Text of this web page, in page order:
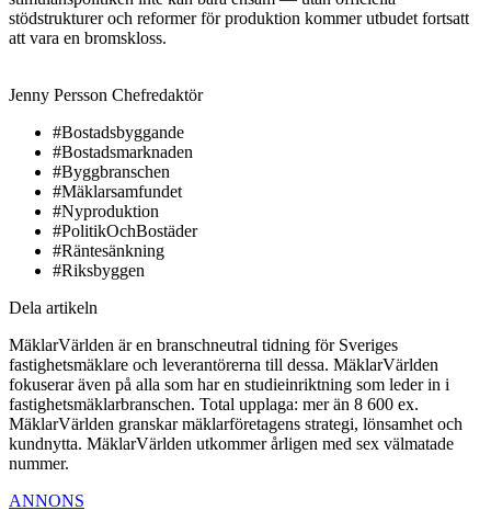
stödstrukturer och reformer för produktion kommer utbudet fortsatt
att vara en bromskloss.
Jenny Persson Chefredaktör
#Bostadsbyggande
#Bostadsmarknaden
#Byggbranschen
#Mäklarsamfundet
#Nyproduktion
#PolitikOchBostäder
#Räntesänkning
#Riksbyggen
Dela artikeln
MäklarVärlden är en branschneutral tidning för Sveriges
fastighetsmäklare och leverantörerna till dessa. MäklarVärlden
fokuserar även på alla som har en studieinriktning som leder in i
fastighetsmäklarbranschen. Total upplaga: mer än 8 600 ex.
MäklarVärlden granskar mäklarföretagens strategi, lönsamhet och
kundnytta. MäklarVärlden utkommer årligen med sex välmatade
nummer.
ANNONS